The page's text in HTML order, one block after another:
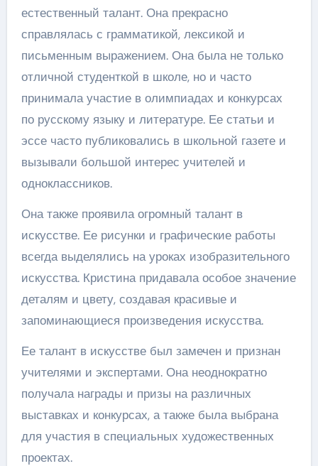
естественный талант. Она прекрасно
справлялась с грамматикой, лексикой и
письменным выражением. Она была не только
отличной студенткой в школе, но и часто
принимала участие в олимпиадах и конкурсах
по русскому языку и литературе. Ее статьи и
эссе часто публиковались в школьной газете и
вызывали большой интерес учителей и
одноклассников.
Она также проявила огромный талант в
искусстве. Ее рисунки и графические работы
всегда выделялись на уроках изобразительного
искусства. Кристина придавала особое значение
деталям и цвету, создавая красивые и
запоминающиеся произведения искусства.
Ее талант в искусстве был замечен и признан
учителями и экспертами. Она неоднократно
получала награды и призы на различных
выставках и конкурсах, а также была выбрана
для участия в специальных художественных
проектах.